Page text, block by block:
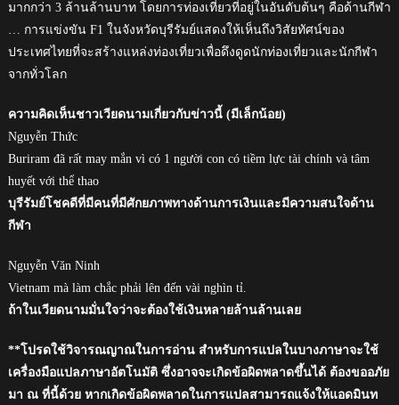
มากกว่า 3 ล้านล้านบาท โดยการท่องเที่ยวที่อยู่ในอันดับต้นๆ คือด้านกีฬา
… การแข่งขัน F1 ในจังหวัดบุรีรัมย์แสดงให้เห็นถึงวิสัยทัศน์ของ
ประเทศไทยที่จะสร้างแหล่งท่องเที่ยวเพื่อดึงดูดนักท่องเที่ยวและนักกีฬา
จากทั่วโลก
ความคิดเห็นชาวเวียดนามเกี่ยวกับข่าวนี้ (มีเล็กน้อย)
Nguyễn Thức
Buriram đã rất may mắn vì có 1 người con có tiềm lực tài chính và tâm
huyết với thể thao
บุรีรัมย์โชคดีที่มีคนที่มีศักยภาพทางด้านการเงินและมีความสนใจด้าน
กีฬา
Nguyễn Văn Ninh
Vietnam mà làm chắc phải lên đến vài nghìn tỉ.
ถ้าในเวียดนามมั่นใจว่าจะต้องใช้เงินหลายล้านล้านเลย
**โปรดใช้วิจารณญาณในการอ่าน สำหรับการแปลในบางภาษาจะใช้
เครื่องมือแปลภาษาอัตโนมัติ ซึ่งอาจจะเกิดข้อผิดพลาดขึ้นได้ ต้องขออภัย
มา ณ ที่นี้ด้วย หากเกิดข้อผิดพลาดในการแปลสามารถแจ้งให้แอดมินท